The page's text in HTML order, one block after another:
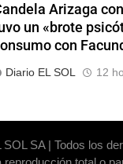
Arizaga
un «brote
con
Diario EL SOL 12
SA | Todos los